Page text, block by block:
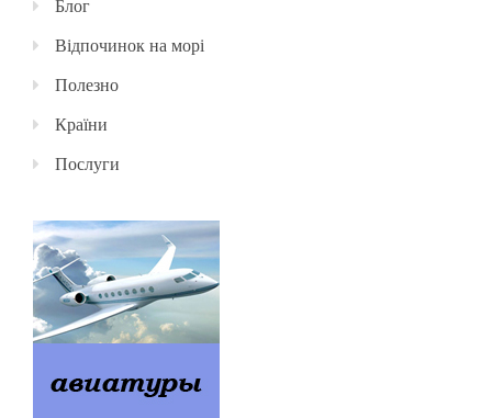
Блог
Відпочинок на морі
Полезно
Країни
Послуги